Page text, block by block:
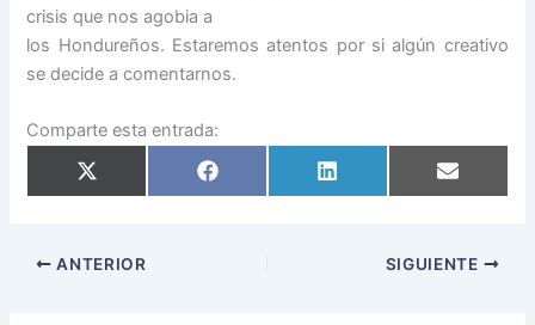
crisis que nos agobia a
los Hondureños. Estaremos atentos por si algún creativo
se decide a comentarnos.
Comparte esta entrada:
Compartir
en
Compartir
en
Compartir
en
Compartir
en
ANTERIOR SIGUIENTE